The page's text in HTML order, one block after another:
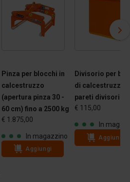
Pinza per blocchi in
calcestruzzo
(apertura pinza 30 -
60 cm) fino a 2500 kg
€ 1.875,00
In magazzino
Aggiungi
Divisorio per
di calcestruzzo
pareti divisorie
€ 115,00
In
Aggiungi